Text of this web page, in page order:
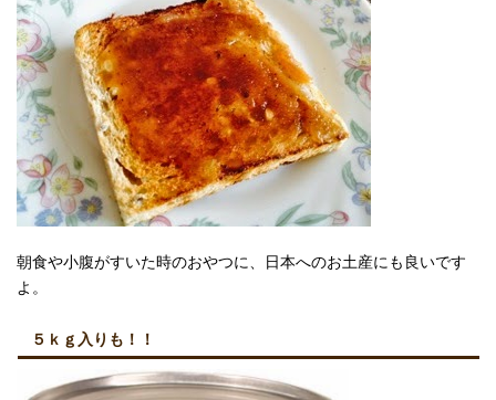
朝食や小腹がすいた時のおやつに、日本へのお土産にも良いです
よ。
５ｋｇ入りも！！